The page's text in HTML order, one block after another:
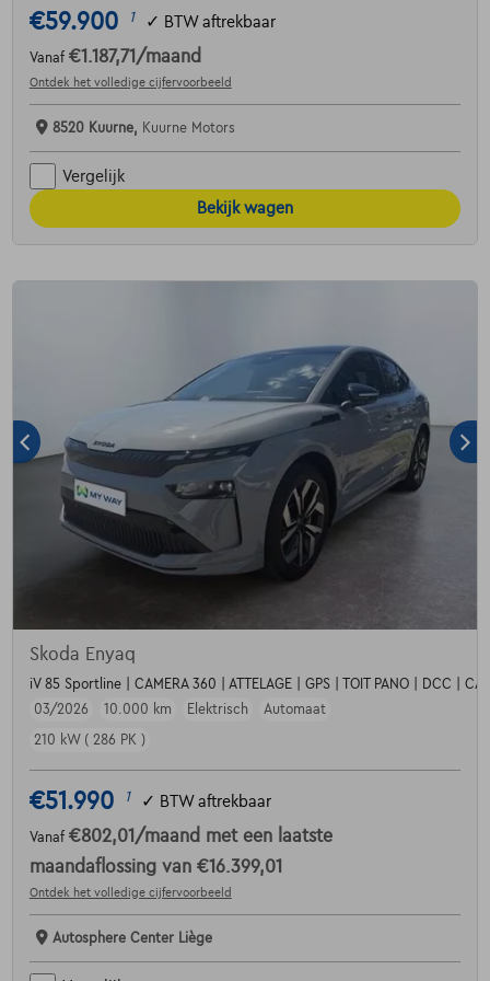
€59.900 1 ✓ BTW aftrekbaar
Vanaf €1.187,71 /maand
Ontdek het volledige cijfervoorbeeld
8520 Kuurne, Kuurne Motors
Vergelijk
Bekijk wagen
Skoda Enyaq
iV 85 Sportline | CAMERA 360 | ATTELAGE | GPS | TOIT PANO | DCC |
03/2026
10.000 km Elektrisch
Automaat
210 kW ( 286 PK )
€51.990 1 ✓ BTW aftrekbaar
Vanaf €802,01 /maand met een laatste
maandaflossing van €16.399,01
Ontdek het volledige cijfervoorbeeld
Autosphere Center Liège